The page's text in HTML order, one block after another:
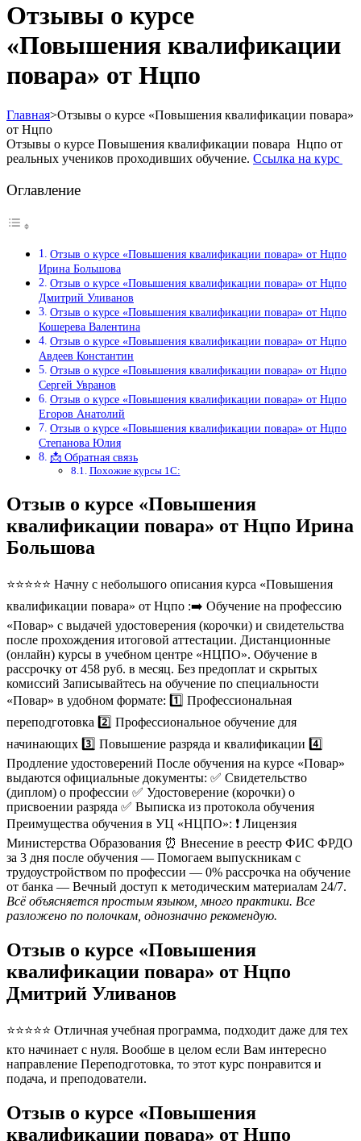
Отзывы о курсе
«Повышения квалификации
повара» от Нцпо
Главная>Отзывы о курсе «Повышения квалификации повара»
от Нцпо
Отзывы о курсе Повышения квалификации повара Нцпо от
реальных учеников проходивших обучение. Ссылка на курс
Оглавление
Отзыв о курсе «Повышения квалификации повара» от Нцпо
Ирина Большова
Отзыв о курсе «Повышения квалификации повара» от Нцпо
Дмитрий Уливанов
Отзыв о курсе «Повышения квалификации повара» от Нцпо
Кошерева Валентина
Отзыв о курсе «Повышения квалификации повара» от Нцпо
Авдеев Константин
Отзыв о курсе «Повышения квалификации повара» от Нцпо
Сергей Увранов
Отзыв о курсе «Повышения квалификации повара» от Нцпо
Егоров Анатолий
Отзыв о курсе «Повышения квалификации повара» от Нцпо
Степанова Юлия
📩 Обратная связь
Похожие курсы 1С:
Отзыв о курсе «Повышения
квалификации повара» от Нцпо Ирина
Большова
⭐⭐⭐⭐⭐ Начну с небольшого описания курса «Повышения
квалификации повара» от Нцпо :➡️ Обучение на профессию
«Повар» с выдачей удостоверения (корочки) и свидетельства
после прохождения итоговой аттестации. Дистанционные
(онлайн) курсы в учебном центре «НЦПО». Обучение в
рассрочку от 458 руб. в месяц. Без предоплат и скрытых
комиссий Записывайтесь на обучение по специальности
«Повар» в удобном формате: 1️⃣ Профессиональная
переподготовка 2️⃣ Профессиональное обучение для
начинающих 3️⃣ Повышение разряда и квалификации 4️⃣
Продление удостоверений После обучения на курсе «Повар»
выдаются официальные документы: ✅ Свидетельство
(диплом) о профессии ✅ Удостоверение (корочки) о
присвоении разряда ✅ Выписка из протокола обучения
Преимущества обучения в УЦ «НЦПО»: ❗️ Лицензия
Министерства Образования ⏰ Внесение в реестр ФИС ФРДО
за 3 дня после обучения — Помогаем выпускникам с
трудоустройством по профессии — 0% рассрочка на обучение
от банка — Вечный доступ к методическим материалам 24/7.
Всё объясняется простым языком, много практики. Все
разложено по полочкам, однозначно рекомендую.
Отзыв о курсе «Повышения
квалификации повара» от Нцпо
Дмитрий Уливанов
⭐⭐⭐⭐⭐ Отличная учебная программа, подходит даже для тех
кто начинает с нуля. Вообше в целом если Вам интересно
направление Переподготовка, то этот курс понравится и
подача, и преподователи.
Отзыв о курсе «Повышения
квалификации повара» от Нцпо